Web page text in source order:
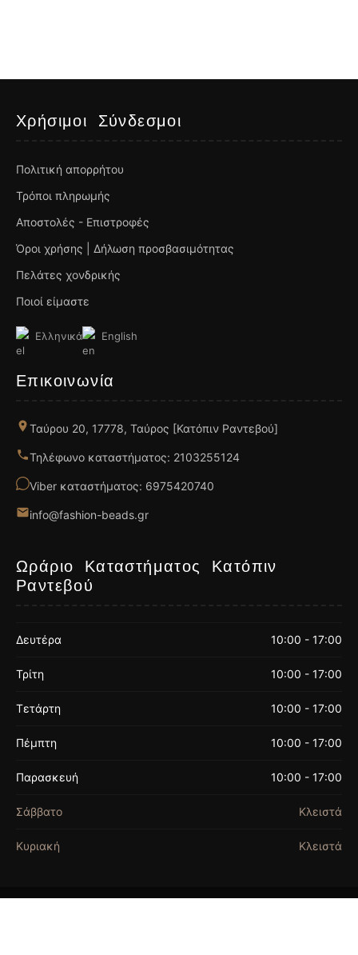
Χρήσιμοι Σύνδεσμοι
Πολιτική απορρήτου
Τρόποι πληρωμής
Αποστολές - Επιστροφές
Όροι χρήσης | Δήλωση προσβασιμότητας
Πελάτες χονδρικής
Ποιοί είμαστε
Ελληνικά English
Επικοινωνία
Ταύρου 20, 17778, Ταύρος [Κατόπιν Ραντεβού]
Τηλέφωνο καταστήματος: 2103255124
Viber καταστήματος: 6975420740
info@fashion-beads.gr
Ωράριο Καταστήματος Κατόπιν
Ραντεβού
Δευτέρα 10:00 - 17:00
Τρίτη 10:00 - 17:00
Τετάρτη 10:00 - 17:00
Πέμπτη 10:00 - 17:00
Παρασκευή 10:00 - 17:00
Σάββατο Κλειστά
Κυριακή Κλειστά